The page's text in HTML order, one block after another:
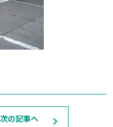
次の記事へ